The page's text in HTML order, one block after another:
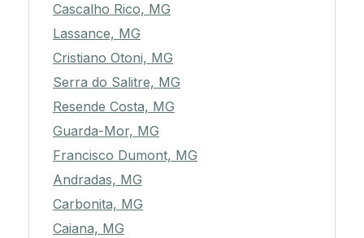
Cascalho Rico, MG
Lassance, MG
Cristiano Otoni, MG
Serra do Salitre, MG
Resende Costa, MG
Guarda-Mor, MG
Francisco Dumont, MG
Andradas, MG
Carbonita, MG
Caiana, MG